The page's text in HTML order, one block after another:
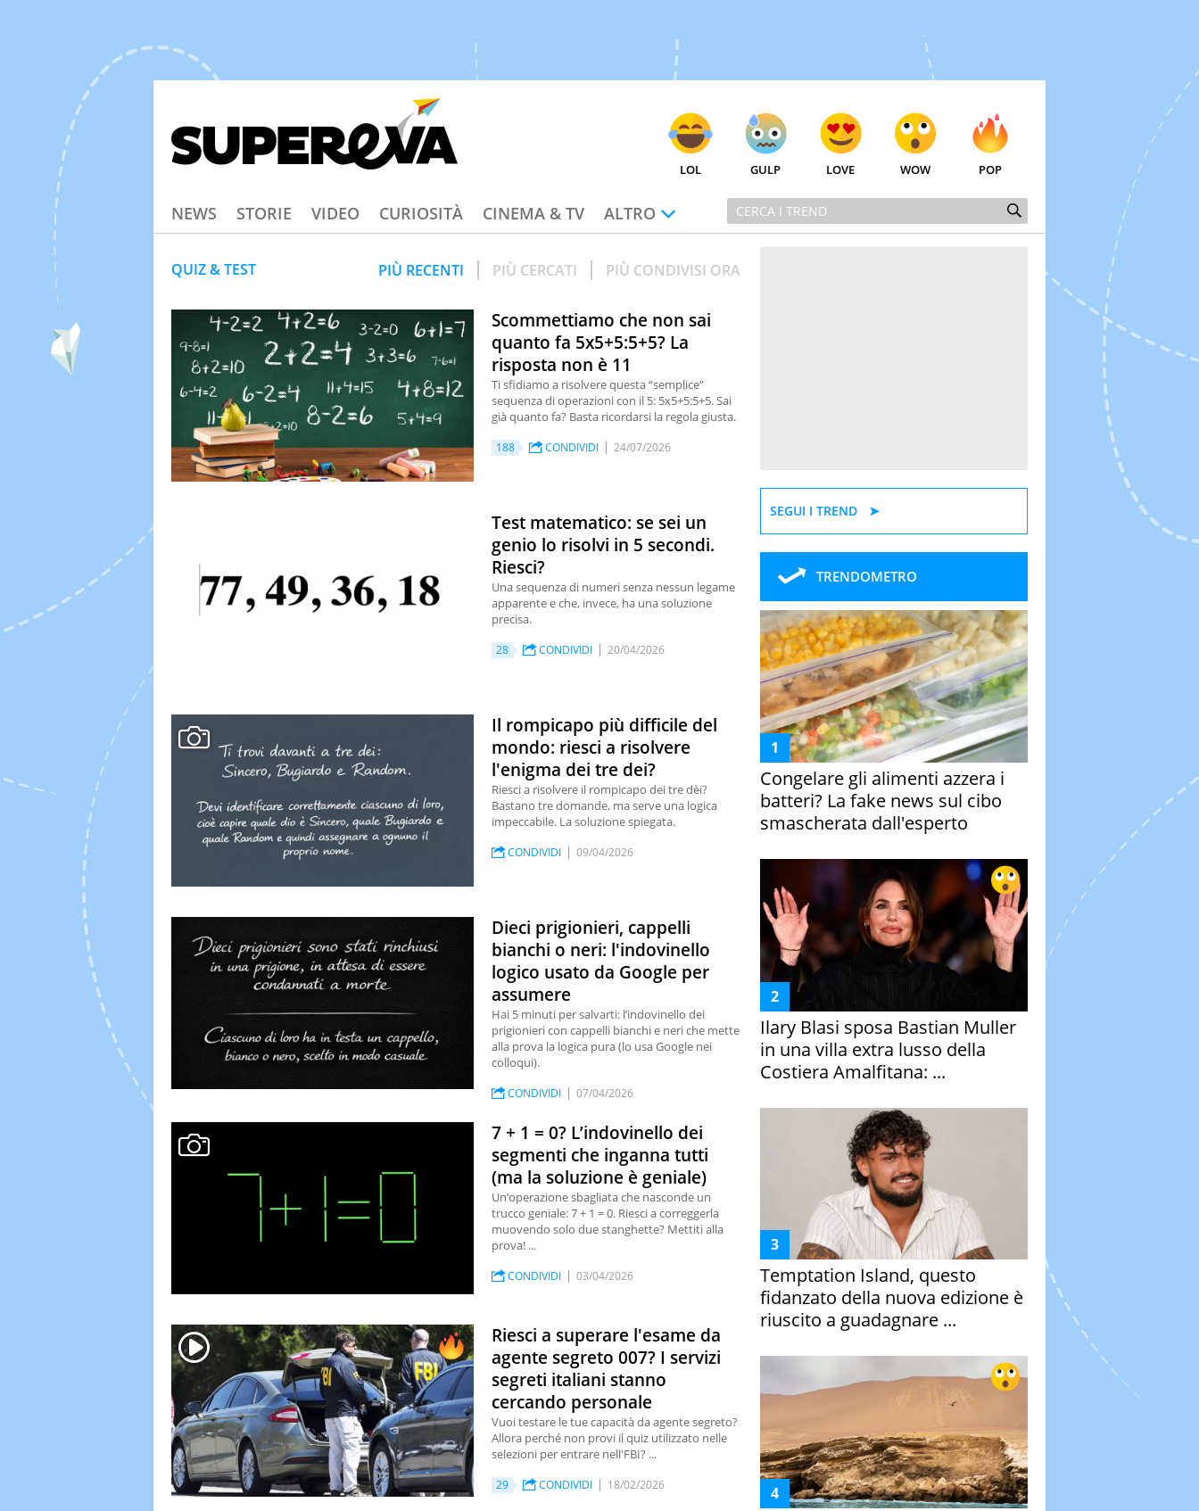
LOL GULP LOVE WOW POP
NEWS STORIE VIDEO CURIOSITÀ CINEMA & TV ALTRO
QUIZ & TEST PIÙ RECENTI PIÙ CERCATI PIÙ CONDIVISI ORA
Scommettiamo che non sai
quanto fa 5x5+5:5+5? La
risposta non è 11
Ti sfidiamo a risolvere questa “semplice”
sequenza di operazioni con il 5: 5x5+5:5+5. Sai
già quanto fa? Basta ricordarsi la regola giusta.
188 CONDIVIDI 24/07/2026
Test matematico: se sei un
genio lo risolvi in 5 secondi.
Riesci?
Una sequenza di numeri senza nessun legame
apparente e che, invece, ha una soluzione
precisa.
28 CONDIVIDI 20/04/2026
Il rompicapo più difficile del
mondo: riesci a risolvere
l'enigma dei tre dei?
Riesci a risolvere il rompicapo dei tre dèi?
Bastano tre domande, ma serve una logica
impeccabile. La soluzione spiegata.
CONDIVIDI 09/04/2026
Dieci prigionieri, cappelli
bianchi o neri: l'indovinello
logico usato da Google per
assumere
Hai 5 minuti per salvarti: l’indovinello dei
prigionieri con cappelli bianchi e neri che mette
alla prova la logica pura (lo usa Google nei
colloqui).
CONDIVIDI 07/04/2026
7 + 1 = 0? L’indovinello dei
segmenti che inganna tutti
(ma la soluzione è geniale)
Un’operazione sbagliata che nasconde un
trucco geniale: 7 + 1 = 0. Riesci a correggerla
muovendo solo due stanghette? Mettiti alla
prova! ...
CONDIVIDI 03/04/2026
Riesci a superare l'esame da
agente segreto 007? I servizi
segreti italiani stanno
cercando personale
Vuoi testare le tue capacità da agente segreto?
Allora perché non provi il quiz utilizzato nelle
selezioni per entrare nell'FBI? ...
29 CONDIVIDI 18/02/2026
SEGUI I TREND
TRENDOMETRO
Congelare gli alimenti azzera i
batteri? La fake news sul cibo
smascherata dall'esperto
Ilary Blasi sposa Bastian Muller
in una villa extra lusso della
Costiera Amalfitana: ...
Temptation Island, questo
fidanzato della nuova edizione è
riuscito a guadagnare ...